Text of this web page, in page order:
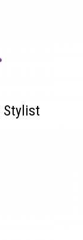
Stylist